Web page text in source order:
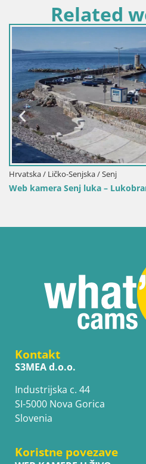
Related
Hrvatska / Ličko-Senjska / Senj
Web kamera Senj luka –
Kontakt
S3MEA d.o.o.
Industrijska c. 44
SI-5000 Nova Gorica
Slovenia
Koristne povezave